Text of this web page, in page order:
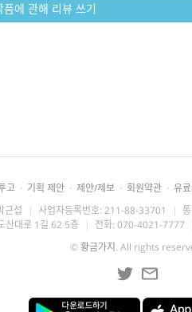
품에 관해 리뷰 쓰기
고 · 기획 제안 · 제안/제보 · 회원약관 · 유
근섭 | 사업자등록번호: 211-88-33701 |
산대로 1길 62 5층 | 전화: 070-4021-7777
©황금가지 . All rights